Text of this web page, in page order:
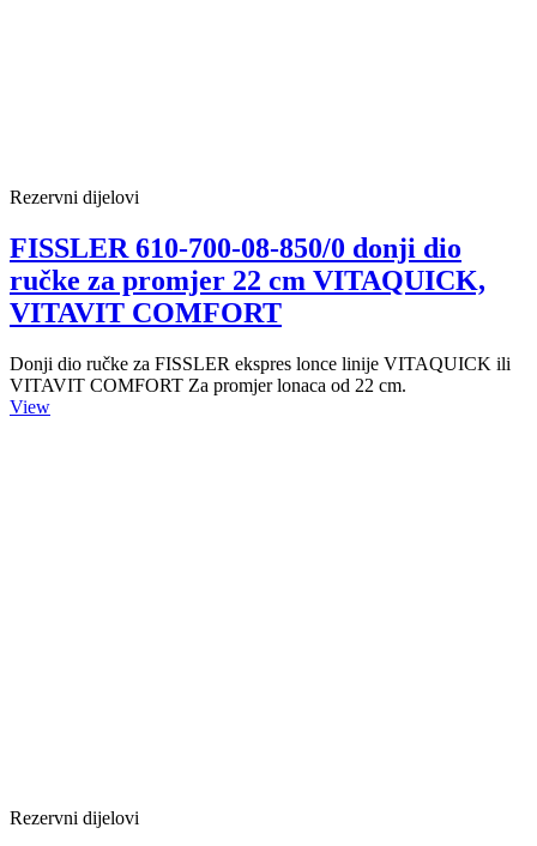
Rezervni dijelovi
FISSLER 610-700-08-850/0 donji dio
ručke za promjer 22 cm VITAQUICK,
VITAVIT COMFORT
Donji dio ručke za FISSLER ekspres lonce linije VITAQUICK ili
VITAVIT COMFORT Za promjer lonaca od 22 cm.
View
Rezervni dijelovi